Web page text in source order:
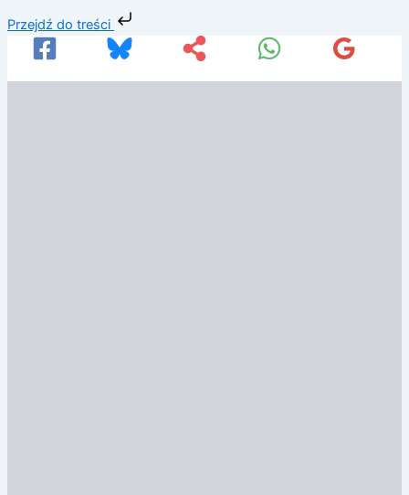
Przejdź do treści
do
treści